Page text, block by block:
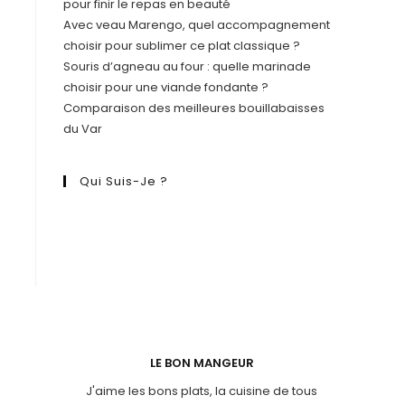
pour finir le repas en beauté
Avec veau Marengo, quel accompagnement
choisir pour sublimer ce plat classique ?
Souris d’agneau au four : quelle marinade
choisir pour une viande fondante ?
Comparaison des meilleures bouillabaisses
du Var
Qui Suis-Je ?
LE BON MANGEUR
J'aime les bons plats, la cuisine de tous